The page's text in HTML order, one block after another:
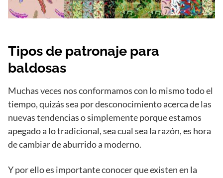
Tipos de patronaje para
baldosas
Muchas veces nos conformamos con lo mismo todo el
tiempo, quizás sea por desconocimiento acerca de las
nuevas tendencias o simplemente porque estamos
apegado a lo tradicional, sea cual sea la razón, es hora
de cambiar de aburrido a moderno.
Y por ello es importante conocer que existen en la